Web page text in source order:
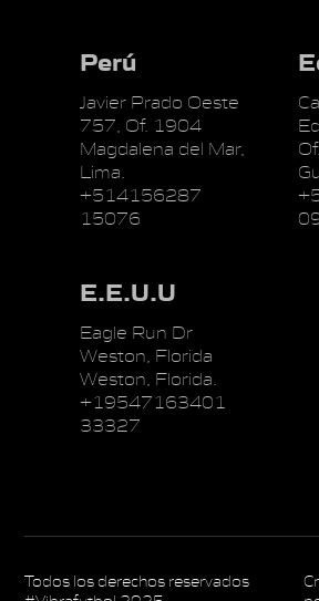
Perú
Javier Prado Oeste
757, Of. 1904
Magdalena del Mar,
Lima.
+514156287
15076
E.E.U.U
Eagle Run Dr
Weston, Florida
Weston, Florida.
+19547163401
33327
Todos los derechos reservados